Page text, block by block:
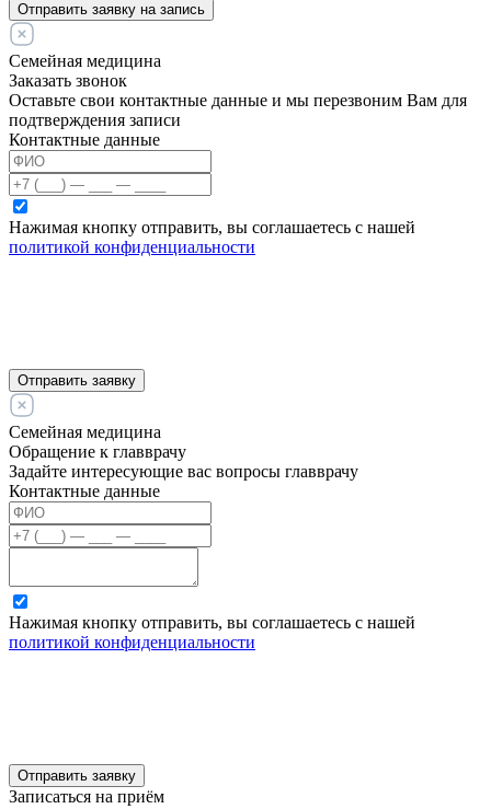
Отправить заявку на запись
Семейная медицина
Заказать звонок
Оставьте свои контактные данные и мы перезвоним Вам для
подтверждения записи
Контактные данные
Нажимая кнопку отправить, вы соглашаетесь с нашей
политикой конфиденциальности
Отправить заявку
Семейная медицина
Обращение к главврачу
Задайте интересующие вас вопросы главврачу
Контактные данные
Нажимая кнопку отправить, вы соглашаетесь с нашей
политикой конфиденциальности
Отправить заявку
Записаться на приём